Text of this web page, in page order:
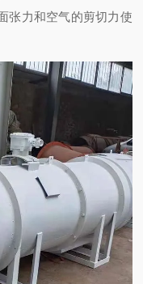
张力和空气的剪切力使